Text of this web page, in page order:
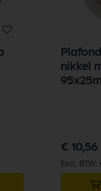
nikkel
€ 10,56